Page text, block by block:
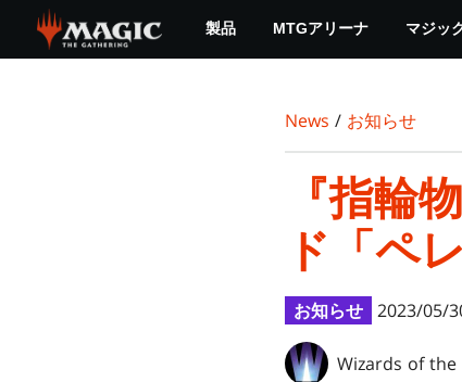
main
製品 MTGアリーナ マジッ
News / お知らせ
『指輪
ド「ペ
お知らせ 2023/05/
Wizards of the